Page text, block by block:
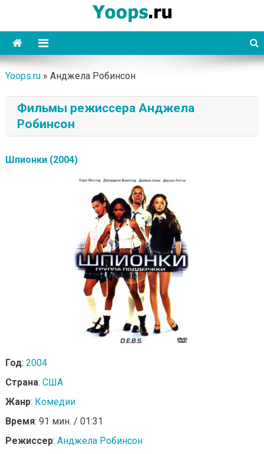
content
Yoops
Yoops.ru» Анджела Робинсон
Фильмы режиссера Анджела
Робинсон
Шпионки (2004)
Год: 2004
Страна: США
Жанр: Комедии
Время: 91 мин. / 01:31
Режиссер: Анджела Робинсон